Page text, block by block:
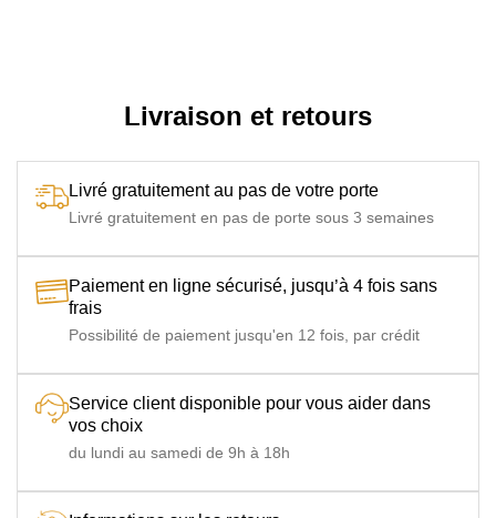
Livraison et retours
Livré gratuitement au pas de votre porte
Livré gratuitement en pas de porte sous 3 semaines
Paiement en ligne sécurisé, jusqu’à 4 fois sans
frais
Possibilité de paiement jusqu'en 12 fois, par crédit
Service client disponible pour vous aider dans
vos choix
du lundi au samedi de 9h à 18h